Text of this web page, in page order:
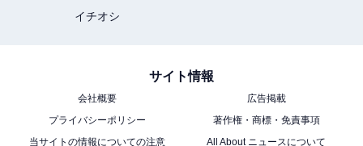
イチオシ
サイト情報
会社概要
広告掲載
プライバシーポリシー
著作権・商標・免責事項
当サイトの情報についての注意
All About ニュースについて